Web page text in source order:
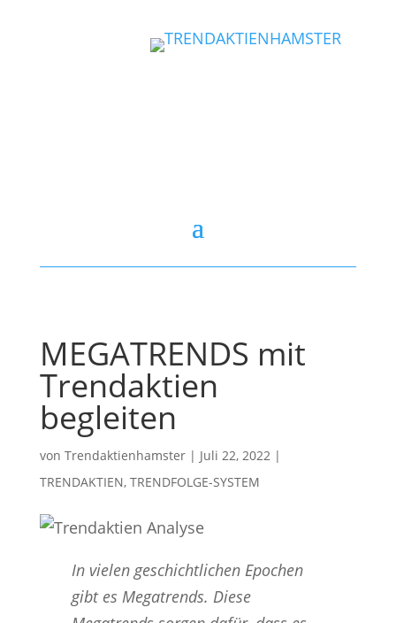
MEGATRENDS mit
Trendaktien
begleiten
von Trendaktienhamster| Juli 22, 2022|
TRENDAKTIEN, TRENDFOLGE-SYSTEM
In vielen geschichtlichen Epochen
gibt es Megatrends. Diese